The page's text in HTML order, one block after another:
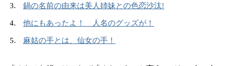
鍋の名前の由来は美人姉妹との色恋沙汰!
他にもあったよ！ 人名のグッズが！
麻姑の手とは、仙女の手！